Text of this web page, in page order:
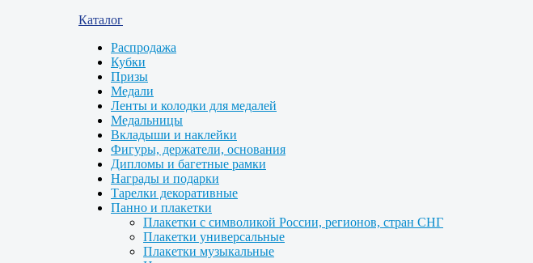
Каталог
Распродажа
Кубки
Призы
Медали
Ленты и колодки для медалей
Медальницы
Вкладыши и наклейки
Фигуры, держатели, основания
Дипломы и багетные рамки
Награды и подарки
Тарелки декоративные
Панно и плакетки
Плакетки с символикой России, регионов, стран СНГ
Плакетки универсальные
Плакетки музыкальные